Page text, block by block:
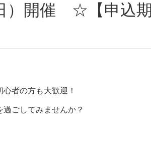
）開催 ☆【申込期
者の方も大歓迎！
ごしてみませんか？